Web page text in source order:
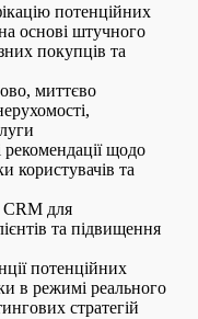
потенційних
основі штучного
покупців та
миттєво
рекомендації щодо
користувачів та
CRM для
та підвищення
потенційних
в режимі реального
стратегій